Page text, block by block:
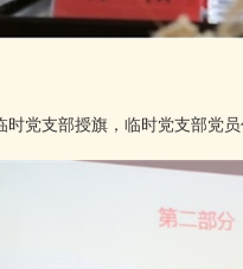
党支部授旗，临时党支部党员